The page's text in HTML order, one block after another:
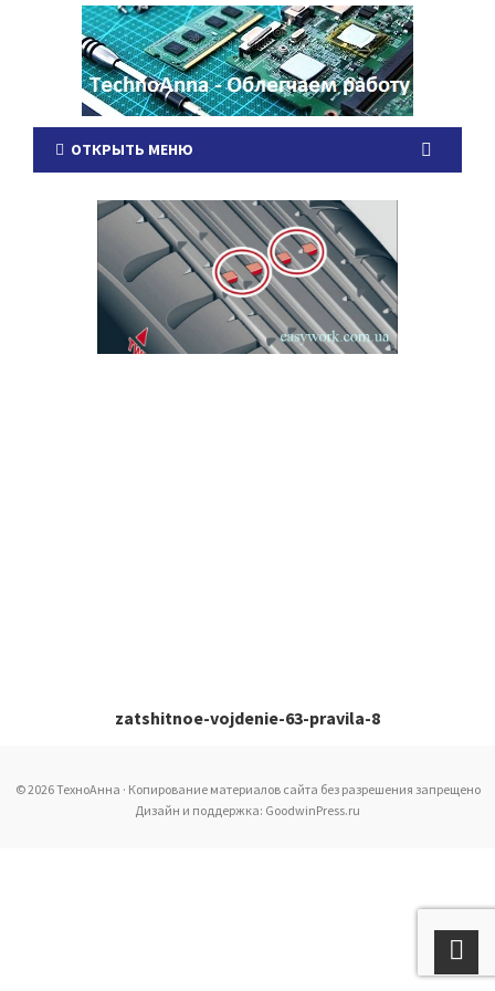
ОТКРЫТЬ МЕНЮ
zatshitnoe-vojdenie-63-pravila-8
© 2026 ТехноАнна · Копирование материалов сайта без разрешения запрещено
Дизайн и поддержка: GoodwinPress.ru